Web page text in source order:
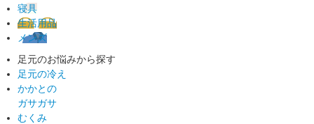
寝具
生活用品
メンズ
足元のお悩みから探す
足元の冷え
かかとの
ガサガサ
むくみ